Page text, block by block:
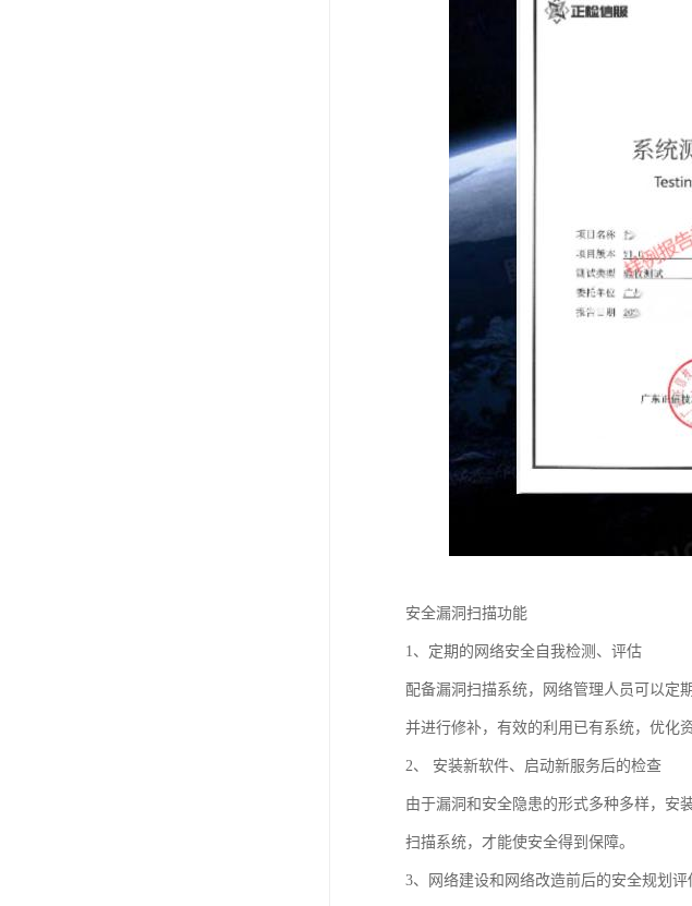
安全漏洞扫描功能
1、定期的网络安全自我检测、评估
配备漏洞扫描系统，网络管理人员可以定
并进行修补，有效的利用已有系统，优化
2、 安装新软件、启动新服务后的检查
由于漏洞和安全隐患的形式多种多样，安
扫描系统，才能使安全得到保障。
3、网络建设和网络改造前后的安全规划